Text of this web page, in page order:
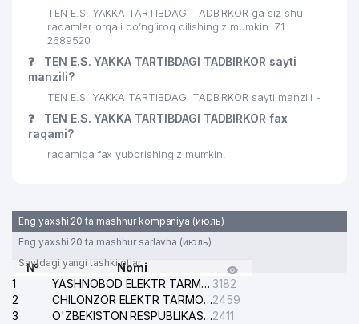
TEN E.S. YAKKA TARTIBDAGI TADBIRKOR ga siz shu
raqamlar orqali qo’ng’iroq qilishingiz mumkin: 71
2689520
❓
TEN E.S. YAKKA TARTIBDAGI TADBIRKOR sayti
manzili?
TEN E.S. YAKKA TARTIBDAGI TADBIRKOR sayti manzili -
❓
TEN E.S. YAKKA TARTIBDAGI TADBIRKOR fax
raqami?
raqamiga fax yuborishingiz mumkin.
Eng yaxshi 20 ta mashhur kompaniya (июль)
Eng yaxshi 20 ta mashhur sarlavha (июль)
Saytdagi yangi tashkilotlar
№
Nomi
1
YASHNOBOD ELEKTR TARMOG'I NOSOZLIKLARI XIZMATI 3182
2
CHILONZOR ELEKTR TARMOG'I NOSOZLIK XIZMATI2459
3
O'ZBEKISTON RESPUBLIKASI BOSH PROKURATURASI ISHONCH TELEFONI2411